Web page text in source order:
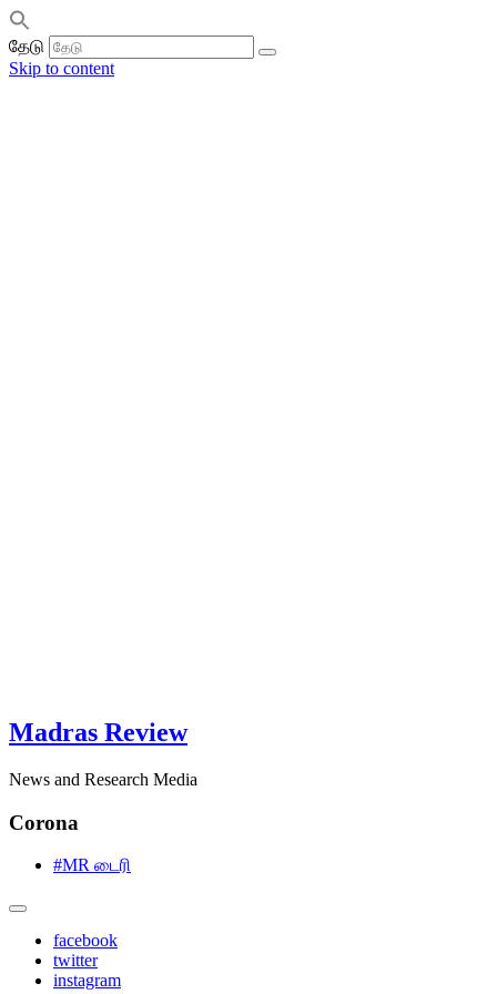
தேடு
Skip to content
Madras Review
News and Research Media
Corona
#MR டைரி
facebook
twitter
instagram